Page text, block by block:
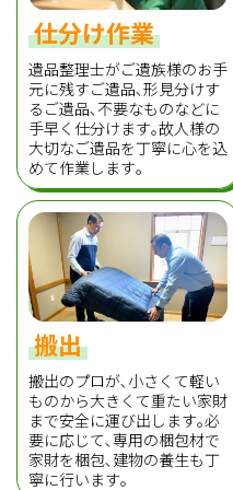
仕分け作業
遺品整理士がご遺族様のお手
元に残すご遺品､形見分けす
るご遺品､不要なものなどに
手早く仕分けます｡故人様の
大切なご遺品を丁寧に心を込
めて作業します｡
搬出
搬出のプロが､小さくて軽い
ものから大きくて重たい家財
まで安全に運び出します｡必
要に応じて､専用の梱包材で
家財を梱包､建物の養生も丁
寧に行います｡